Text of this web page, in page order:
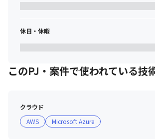
休日・休暇
このPJ・案件で使われている技
クラウド
AWS
Microsoft Azure